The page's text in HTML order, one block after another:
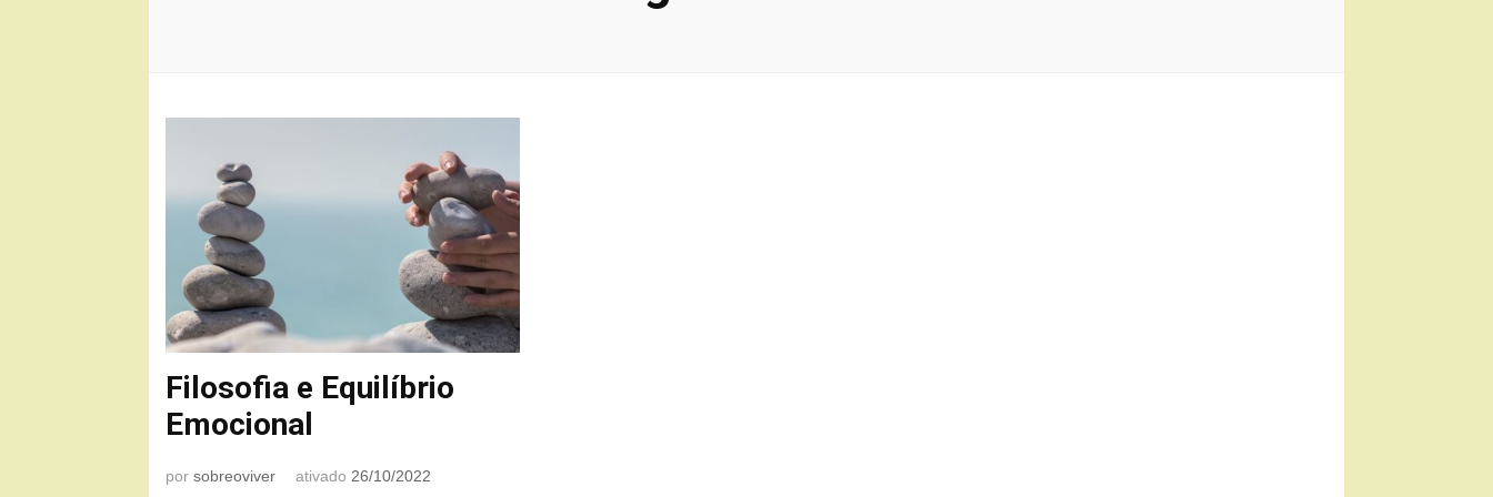
Filosofia e Equilíbrio
Emocional
porsobreoviver ativado26/10/2022